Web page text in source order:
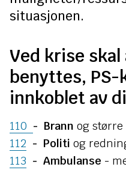
situasjonen.
Ved krise
benyttes,
innkoblet av
110 - Brann og
112 - Politi og
113 - Ambulanse -